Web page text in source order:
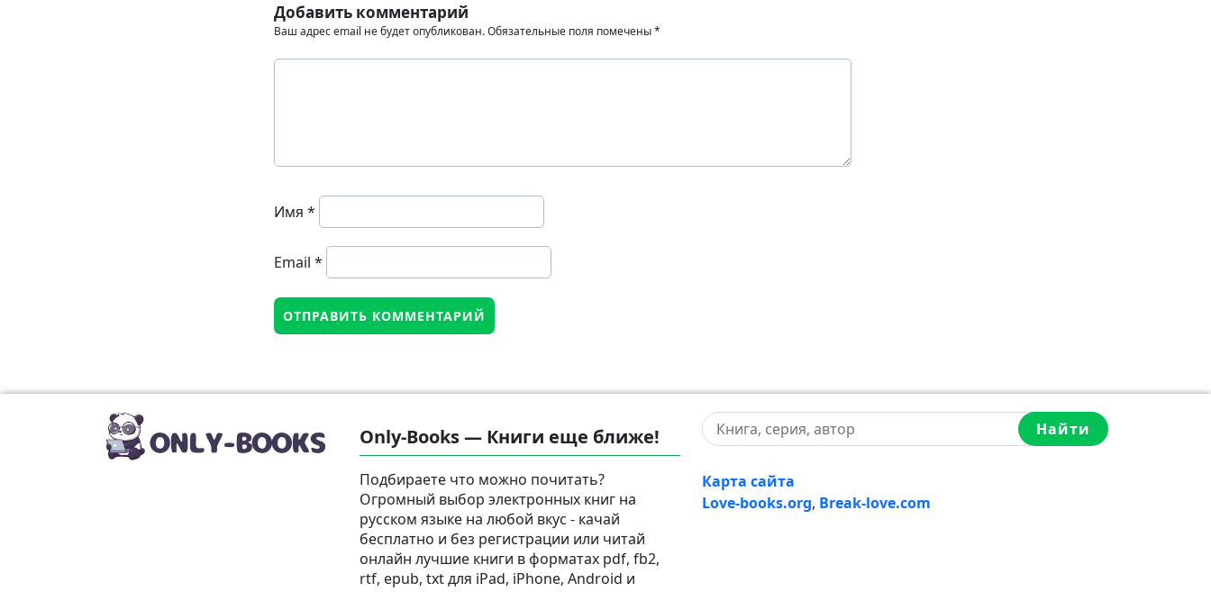
Добавить комментарий
Ваш адрес email не будет опубликован.Обязательные поля помечены*
Имя *
Email *
Only-Books — Книги еще ближе!
Подбираете что можно почитать?
Огромный выбор электронных книг на
русском языке на любой вкус - качай
бесплатно и без регистрации или читай
онлайн лучшие книги в форматах pdf, fb2,
rtf, epub, txt для iPad, iPhone, Android и
Найти
Карта сайта
Love-books.org, Break-love.com